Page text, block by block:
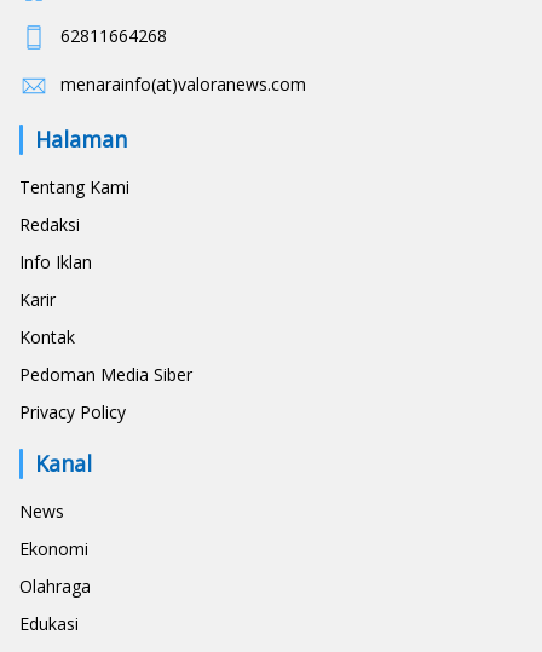
62811664268
menarainfo(at)valoranews.com
Halaman
Tentang Kami
Redaksi
Info Iklan
Karir
Kontak
Pedoman Media Siber
Privacy Policy
Kanal
News
Ekonomi
Olahraga
Edukasi